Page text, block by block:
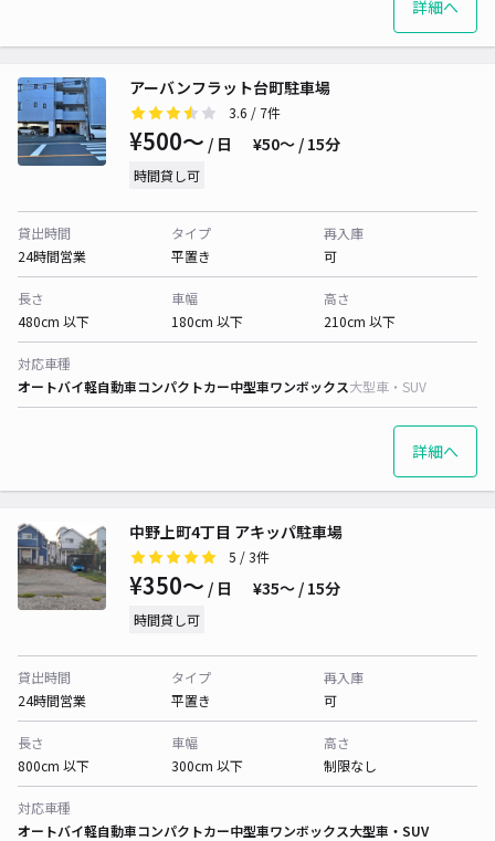
詳細へ
アーバンフラット台町駐車場
3.6 / 7件
¥500〜 / 日 ¥50〜 / 15分
時間貸し可
貸出時間
24時間営業
タイプ
平置き
再入庫
可
長さ
480cm 以下
車幅
180cm 以下
高さ
210cm 以下
対応車種
オートバイ軽自動車コンパクトカー中型車ワンボックス大型車・SUV
詳細へ
中野上町4丁目 アキッパ駐車場
5 / 3件
¥350〜 / 日 ¥35〜 / 15分
時間貸し可
貸出時間
24時間営業
タイプ
平置き
再入庫
可
長さ
800cm 以下
車幅
300cm 以下
高さ
制限なし
対応車種
オートバイ軽自動車コンパクトカー中型車ワンボックス大型車・SUV